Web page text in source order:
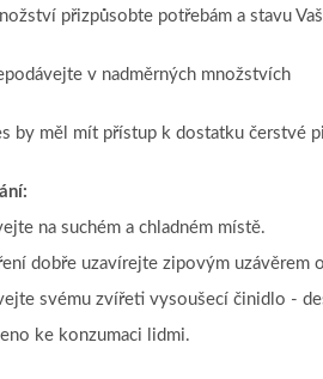
přizpůsobte potřebám a stavu
v nadměrných množstvích
by měl mít přístup k dostatku čerstvé
na suchém a chladném místě.
dobře uzavírejte zipovým uzávěrem
svému zvířeti vysoušecí činidlo -
ke konzumaci lidmi.